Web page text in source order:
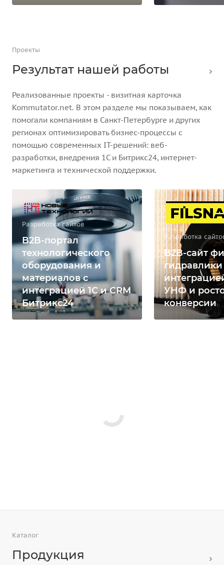
Проекты
Результат нашей работы
Реализованные проекты - визитная карточка
Kommutator.net. В этом разделе мы показываем, как
помогали компаниям в Санкт-Петербурге и других
регионах оптимизировать бизнес-процессы с
помощью современных IT-решений: веб-
разработки, внедрения 1С и Битрикс24, интернет-
маркетинга и технической поддержки.
Разработка сайтов
B2B-портал
технологического
оборудования и
материалов с
интеграцией 1С и CRM
Битрикс24
Разработка
B2B-сайт
гидравлики
УНФ и
конверсии
Каталог
Продукция